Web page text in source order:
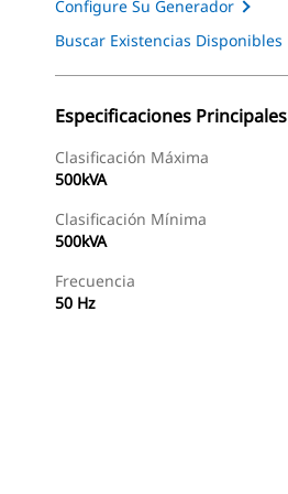
Configure Su Generador
Buscar Existencias Disponibles
Especificaciones Principales
Clasificación Máxima
500kVA
Clasificación Mínima
500kVA
Frecuencia
50 Hz